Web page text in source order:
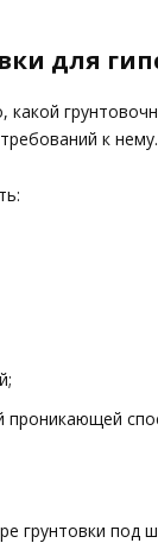
для
какой
к нему.
проникающей
грунтовки под